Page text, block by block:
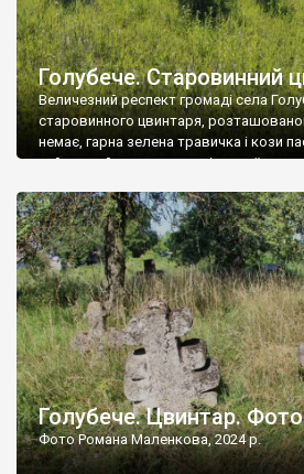
Голубече. Старовинний
Величезний респект громаді села
старовинного цвинтаря,
немає, гарна зелена травичка і кози
найкращий регулятор шкідливої, для
бруньками, кози ті бруньки
делікатес. На цвинтарі у Голубечому
різноманітних форм хрестів. Село
Голубече. Цвинтар.
Фото Романа Маленкова, 2024 р.